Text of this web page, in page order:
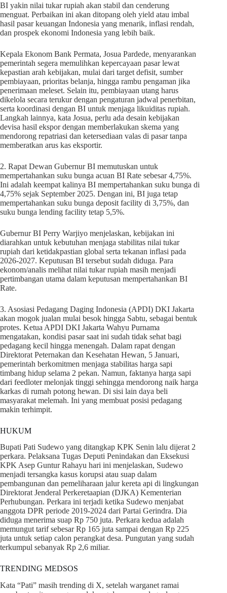
BI yakin nilai tukar rupiah akan stabil dan cenderung
menguat. Perbaikan ini akan ditopang oleh yield atau imbal
hasil pasar keuangan Indonesia yang menarik, inflasi rendah,
dan prospek ekonomi Indonesia yang lebih baik.
Kepala Ekonom Bank Permata, Josua Pardede, menyarankan
pemerintah segera memulihkan kepercayaan pasar lewat
kepastian arah kebijakan, mulai dari target defisit, sumber
pembiayaan, prioritas belanja, hingga rambu pengaman jika
penerimaan meleset. Selain itu, pembiayaan utang harus
dikelola secara terukur dengan pengaturan jadwal penerbitan,
serta koordinasi dengan BI untuk menjaga likuiditas rupiah.
Langkah lainnya, kata Josua, perlu ada desain kebijakan
devisa hasil ekspor dengan memberlakukan skema yang
mendorong repatriasi dan ketersediaan valas di pasar tanpa
memberatkan arus kas eksportir.
2. Rapat Dewan Gubernur BI memutuskan untuk
mempertahankan suku bunga acuan BI Rate sebesar 4,75%.
Ini adalah keempat kalinya BI mempertahankan suku bunga di
4,75% sejak September 2025. Dengan ini, BI juga tetap
mempertahankan suku bunga deposit facility di 3,75%, dan
suku bunga lending facility tetap 5,5%.
Gubernur BI Perry Warjiyo menjelaskan, kebijakan ini
diarahkan untuk kebutuhan menjaga stabilitas nilai tukar
rupiah dari ketidakpastian global serta tekanan inflasi pada
2026-2027. Keputusan BI tersebut sudah diduga. Para
ekonom/analis melihat nilai tukar rupiah masih menjadi
pertimbangan utama dalam keputusan mempertahankan BI
Rate.
3. Asosiasi Pedagang Daging Indonesia (APDI) DKI Jakarta
akan mogok jualan mulai besok hingga Sabtu, sebagai bentuk
protes. Ketua APDI DKI Jakarta Wahyu Purnama
mengatakan, kondisi pasar saat ini sudah tidak sehat bagi
pedagang kecil hingga menengah. Dalam rapat dengan
Direktorat Peternakan dan Kesehatan Hewan, 5 Januari,
pemerintah berkomitmen menjaga stabilitas harga sapi
timbang hidup selama 2 pekan. Namun, faktanya harga sapi
dari feedloter melonjak tinggi sehingga mendorong naik harga
karkas di rumah potong hewan. Di sisi lain daya beli
masyarakat melemah. Ini yang membuat posisi pedagang
makin terhimpit.
HUKUM
Bupati Pati Sudewo yang ditangkap KPK Senin lalu dijerat 2
perkara. Pelaksana Tugas Deputi Penindakan dan Eksekusi
KPK Asep Guntur Rahayu hari ini menjelaskan, Sudewo
menjadi tersangka kasus korupsi atau suap dalam
pembangunan dan pemeliharaan jalur kereta api di lingkungan
Direktorat Jenderal Perkeretaapian (DJKA) Kementerian
Perhubungan. Perkara ini terjadi ketika Sudewo menjabat
anggota DPR periode 2019-2024 dari Partai Gerindra. Dia
diduga menerima suap Rp 750 juta. Perkara kedua adalah
memungut tarif sebesar Rp 165 juta sampai dengan Rp 225
juta untuk setiap calon perangkat desa. Pungutan yang sudah
terkumpul sebanyak Rp 2,6 miliar.
TRENDING MEDSOS
Kata “Pati” masih trending di X, setelah warganet ramai